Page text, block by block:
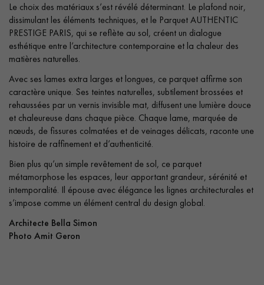
Le choix des matériaux s’est révélé déterminant. Le plafond noir,
dissimulant les éléments techniques, et le Parquet AUTHENTIC
PRESTIGE PARIS, qui se reflète au sol, créent un dialogue
esthétique entre l’architecture contemporaine et la chaleur des
matières naturelles.
Avec ses lames extra larges et longues, ce parquet affirme son
caractère unique. Ses teintes naturelles, subtilement brossées et
rehaussées par un vernis invisible mat, diffusent une lumière douce
et chaleureuse dans chaque pièce. Chaque lame, marquée de
nœuds, de fissures colmatées et de veinages délicats, raconte une
histoire de raffinement et d’authenticité.
Bien plus qu’un simple revêtement de sol, ce parquet
métamorphose les espaces, leur apportant grandeur, sérénité et
intemporalité. Il épouse avec élégance les lignes architecturales et
s’impose comme un élément central du design global.
Architecte Bella Simon
Photo Amit Geron